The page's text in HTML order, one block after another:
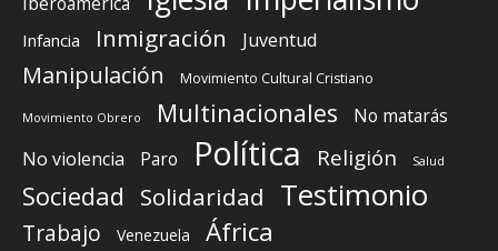
Infancia Inmigración Juventud
Manipulación Movimiento Cultural Cristiano
Movimiento Obrero Multinacionales
No matarás
No violencia
Paro Política Religión Salud
Sociedad Solidaridad Testimonio
Trabajo Venezuela África